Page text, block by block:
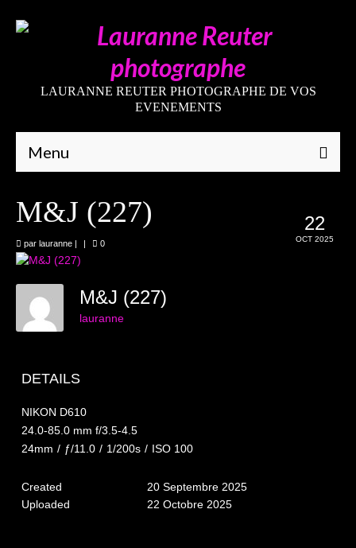
LAURANNE REUTER PHOTOGRAPHE DE VOS
EVENEMENTS
Menu
Mariages
Grossesses
Nouveaux-nés
Enfants
les 8 – 17 ans
22
OCT 2025
M&J (227)
par lauranne | | 0
M&J (227)
lauranne
DETAILS
NIKON D610
24.0-85.0 mm f/3.5-4.5
24mm / ƒ/11.0 / 1/200s / ISO 100
Created
20 Septembre 2025
Uploaded
22 Octobre 2025